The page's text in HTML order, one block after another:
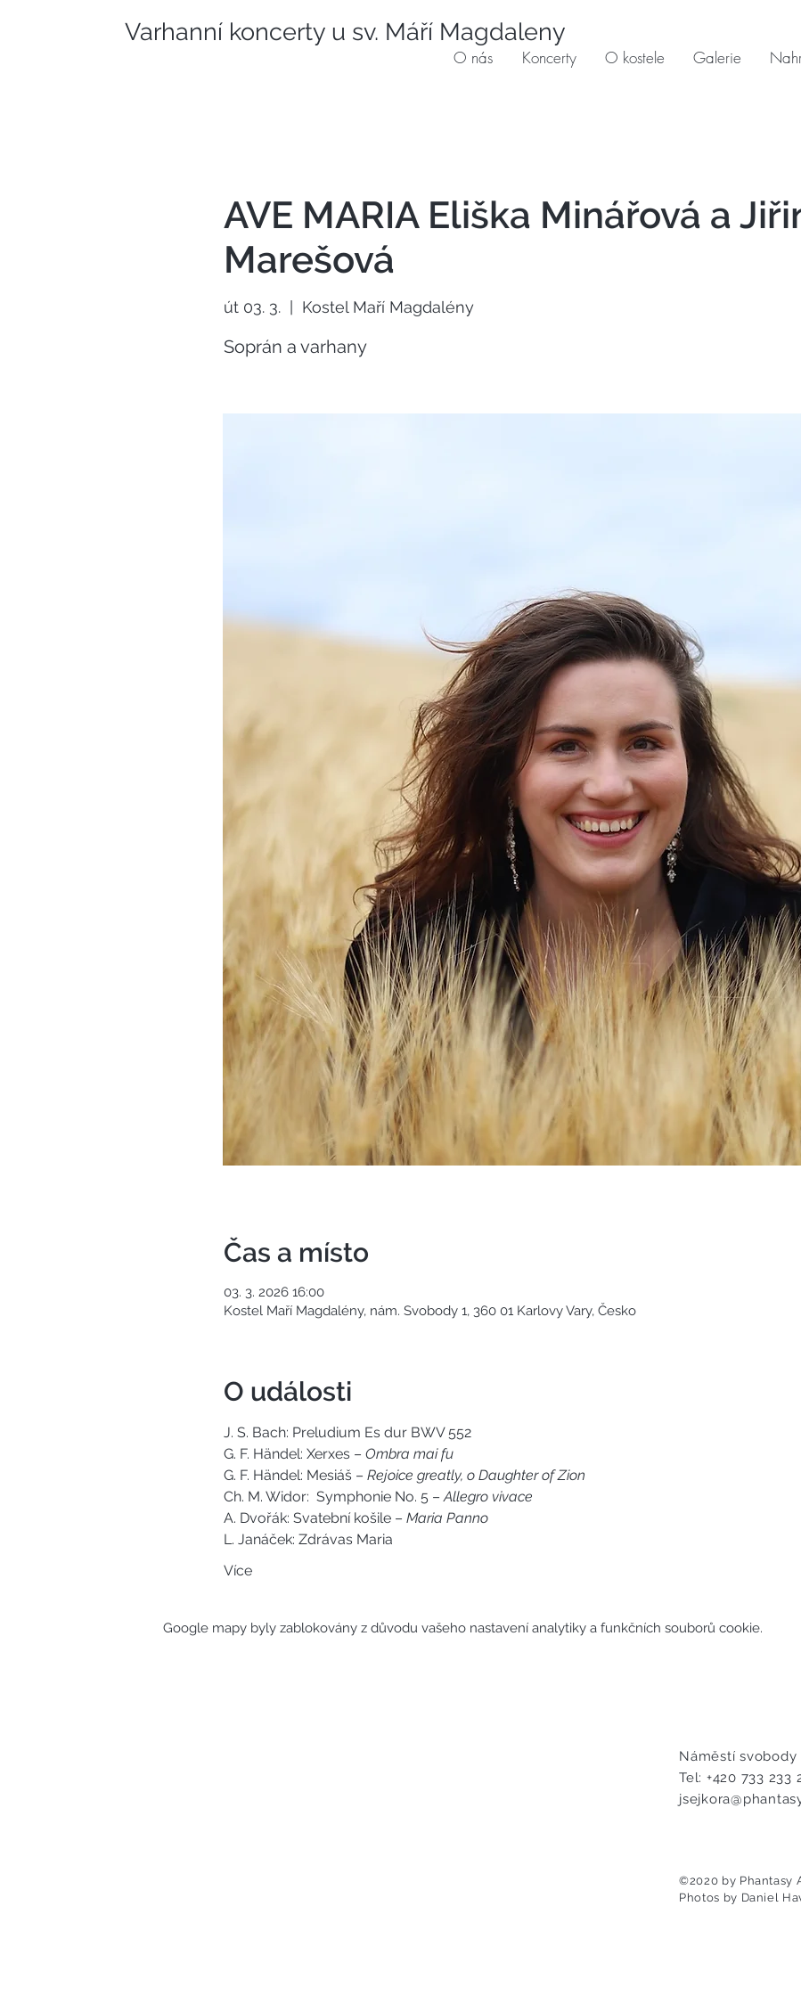
Varhanní koncerty u sv. Máří Magdaleny
O nás Koncerty O kostele Galerie
AVE MARIA Eliška Minářová a
Marešová
út 03. 3.
  |
Kostel Maří Magdalény
Soprán a varhany
Čas a místo
03. 3. 2026 16:00
Kostel Maří Magdalény, nám. Svobody 1, 360 01 Karlovy Vary, Česko
O události
J. S. Bach: Preludium Es dur BWV 552
G. F. Händel: Xerxes – Ombra mai fu
G. F. Händel: Mesiáš – Rejoice greatly, o Daughter of Zion
Ch. M. Widor:  Symphonie No. 5 – Allegro vivace
A. Dvořák: Svatební košile – Maria Panno
L. Janáček: Zdrávas Maria
Více
Google mapy byly zablokovány z důvodu vašeho nastavení analytiky a funkčních souborů cookie.
Náměstí svobody
Tel: +420 733 233
©2020 by Phantasy
Photos by Daniel